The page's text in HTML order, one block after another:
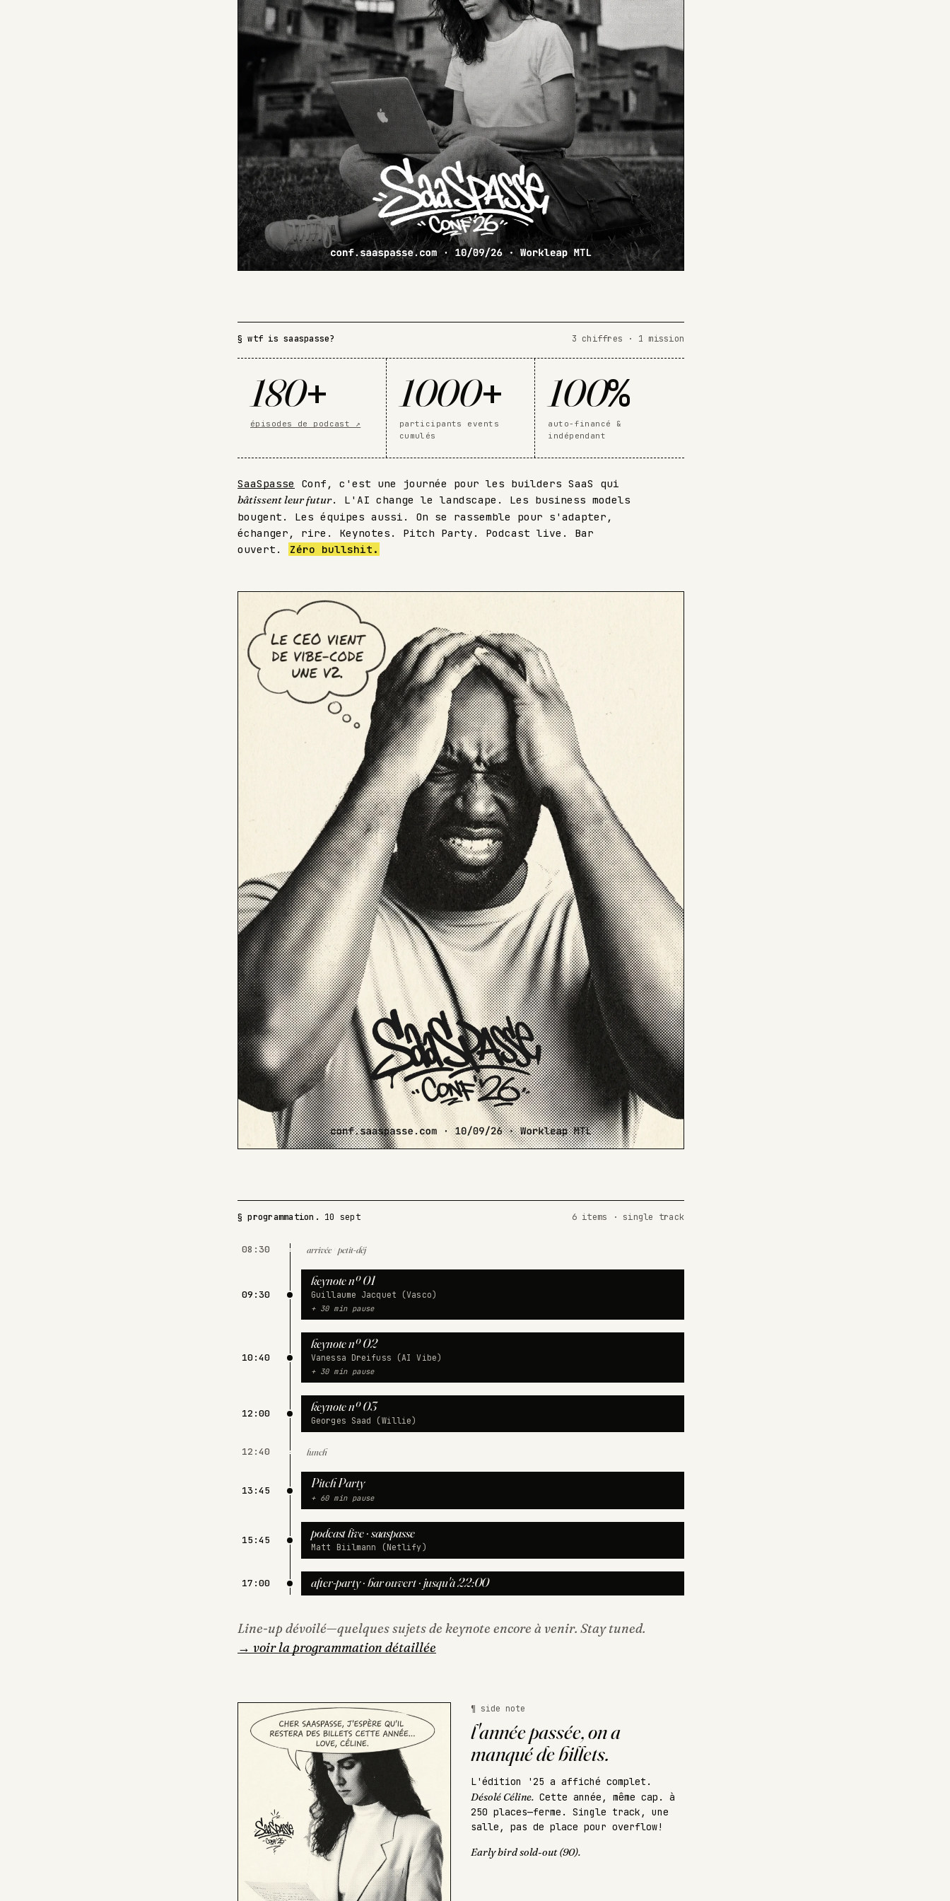
§ wtf is saaspasse? 3 chiffres · 1 mission
180+
épisodes de podcast ↗
1000+
participants events
cumulés
100%
auto-financé &
indépendant
SaaSpasse
Conf, c'est une journée pour les builders SaaS qui
bâtissent leur futur. L'AI change le landscape. Les business models
bougent. Les équipes aussi. On se rassemble pour s'adapter,
échanger, rire. Keynotes. Pitch Party. Podcast live. Bar
ouvert.
Zéro bullshit.
§ programmation. 10 sept 6 items · single track
08:30 arrivée + petit-déj
09:30
keynote nº 01
Guillaume Jacquet (Vasco)
+ 30 min pause
10:40
keynote nº 02
Vanessa Dreifuss (AI Vibe)
+ 30 min pause
12:00 keynote nº 03
Georges Saad (Willie)
12:40 lunch
13:45 Pitch Party
+ 60 min pause
15:45 podcast live · saaspasse
Matt Biilmann (Netlify)
17:00 after-party · bar ouvert · jusqu'à 22:00
Line-up dévoilé—quelques sujets de keynote encore à venir. Stay tuned.
→ voir la programmation détaillée
¶ side note
l'année passée, on a
manqué de billets.
L'édition '25 a affiché complet.
Désolé Céline. Cette année, même cap. à
250 places—ferme. Single track, une
salle, pas de place pour overflow!
Early bird sold-out (90).